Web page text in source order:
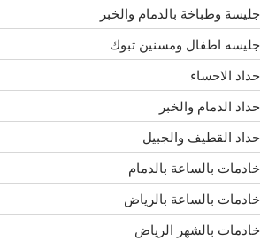
جليسة وطباخة بالدمام والخبر
جليسه اطفال ومسنين تبوك
حداد الاحساء
حداد الدمام والخبر
حداد القطيف والجبيل
خادمات بالساعة بالدمام
خادمات بالساعة بالرياض
خادمات بالشهر الرياض